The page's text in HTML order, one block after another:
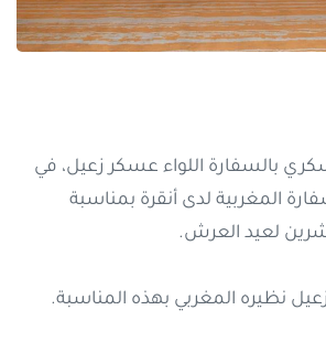
بالسفارة اللواء عسكر زعيل، في
المغربية لدى أنقرة بمناسبة
لعيد العرش.
زعيل نظيره المغربي بهذه المناسبة.